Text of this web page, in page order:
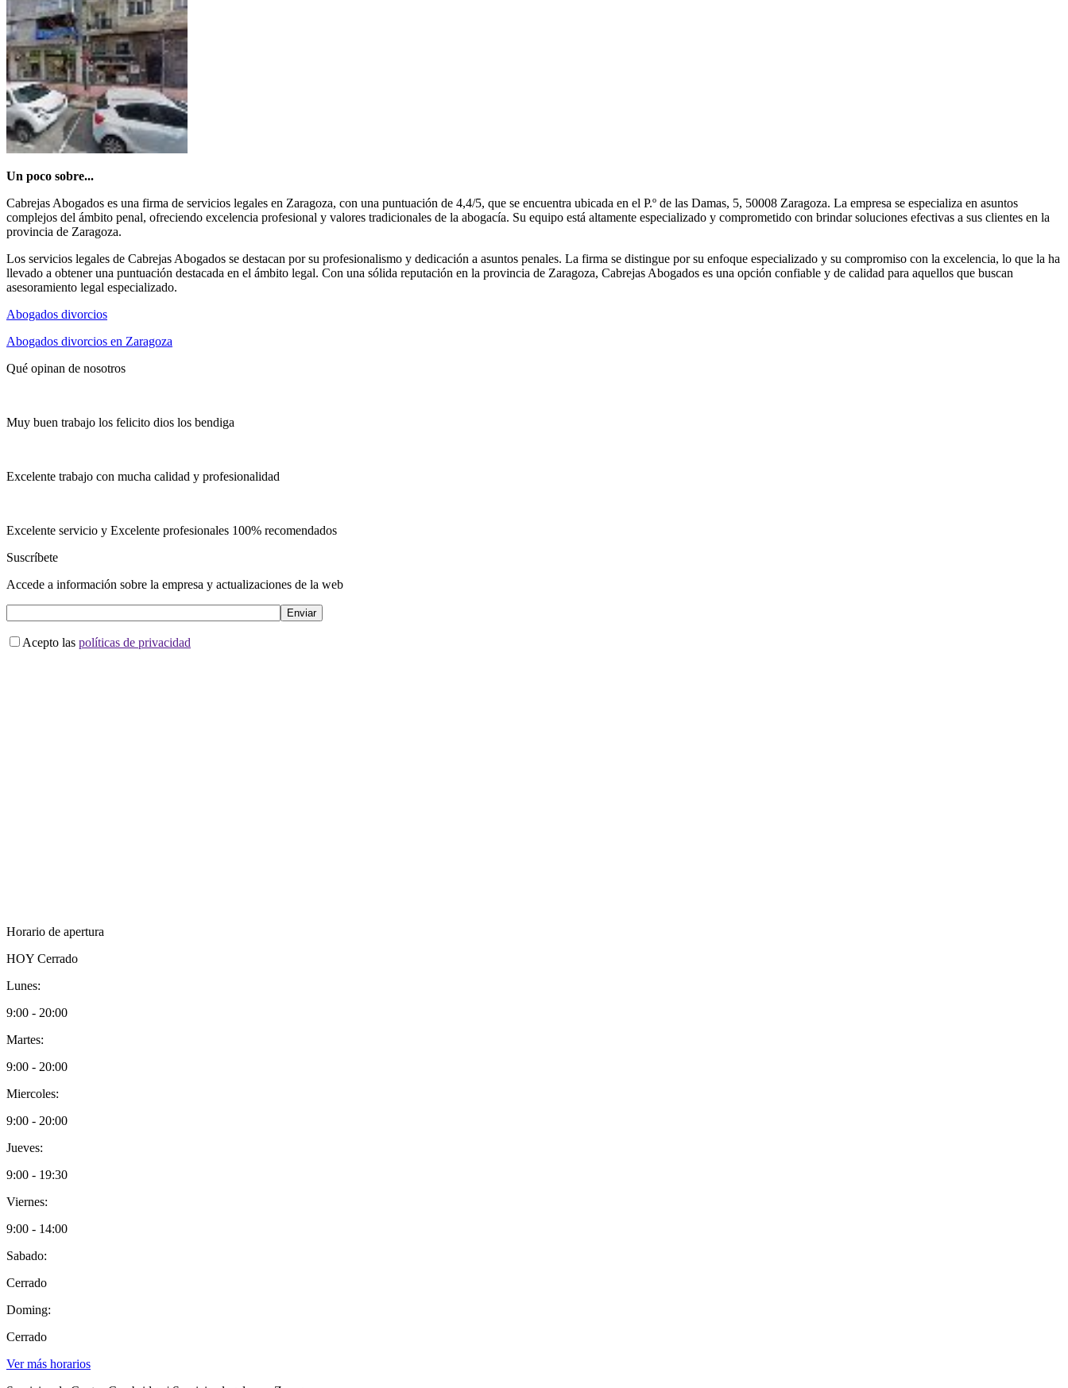
Un poco sobre...
Cabrejas Abogados es una firma de servicios legales en Zaragoza, con una puntuación de 4,4/5, que se encuentra ubicada en el P.º de las Damas, 5, 50008 Zaragoza. La empresa se especializa en asuntos
complejos del ámbito penal, ofreciendo excelencia profesional y valores tradicionales de la abogacía. Su equipo está altamente especializado y comprometido con brindar soluciones efectivas a sus clientes en la
provincia de Zaragoza.
Los servicios legales de Cabrejas Abogados se destacan por su profesionalismo y dedicación a asuntos penales. La firma se distingue por su enfoque especializado y su compromiso con la excelencia, lo que la ha
llevado a obtener una puntuación destacada en el ámbito legal. Con una sólida reputación en la provincia de Zaragoza, Cabrejas Abogados es una opción confiable y de calidad para aquellos que buscan
asesoramiento legal especializado.
Abogados divorcios
Abogados divorcios en Zaragoza
Qué opinan de nosotros
Muy buen trabajo los felicito dios los bendiga
Excelente trabajo con mucha calidad y profesionalidad
Excelente servicio y Excelente profesionales 100% recomendados
Suscríbete
Accede a información sobre la empresa y actualizaciones de la web
Acepto las políticas de privacidad
Horario de apertura
HOY Cerrado
Lunes:
9:00 - 20:00
Martes:
9:00 - 20:00
Miercoles:
9:00 - 20:00
Jueves:
9:00 - 19:30
Viernes:
9:00 - 14:00
Sabado:
Cerrado
Doming:
Cerrado
Ver más horarios